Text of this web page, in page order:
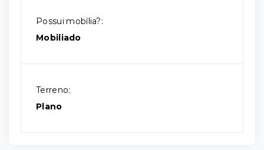
Possui mobília?:
Mobiliado
Terreno:
Plano